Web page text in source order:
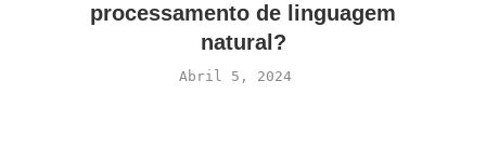
processamento de linguagem
natural?
Abril 5, 2024